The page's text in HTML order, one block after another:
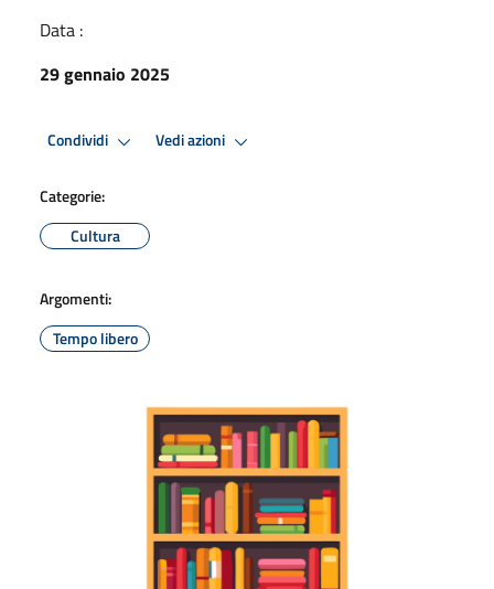
Data :
29 gennaio 2025
Condividi Vedi azioni
Categorie:
Cultura
Argomenti:
Tempo libero